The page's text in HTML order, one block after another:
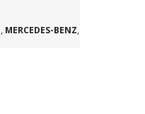
, MERCEDES-BENZ,